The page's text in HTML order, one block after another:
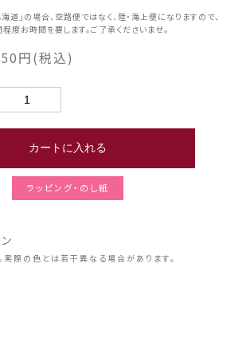
道」の場合、空路便ではなく、陸・海上便になりますので、
お時間を要します。ご了承くださいませ。
円(税込)
ラッピング・のし紙
際の色とは若干異なる場合があります。